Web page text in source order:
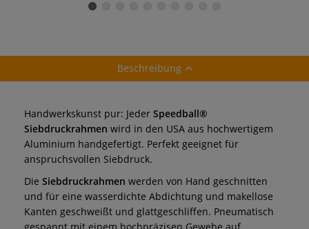
Beschreibung
Handwerkskunst pur: Jeder Speedball®
Siebdruckrahmen wird in den USA aus hochwertigem
Aluminium handgefertigt. Perfekt geeignet für
anspruchsvollen Siebdruck.
Die Siebdruckrahmen werden von Hand geschnitten
und für eine wasserdichte Abdichtung und makellose
Kanten geschweißt und glattgeschliffen. Pneumatisch